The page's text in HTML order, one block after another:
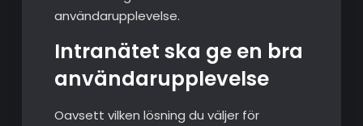
användarupplevelse.
Intranätet ska ge en bra
användarupplevelse
Oavsett vilken lösning du väljer för